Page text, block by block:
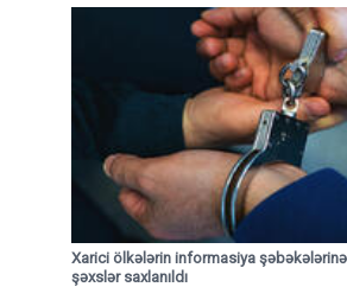
Xarici ölkələrin informasiya
şəxslər saxlanıldı